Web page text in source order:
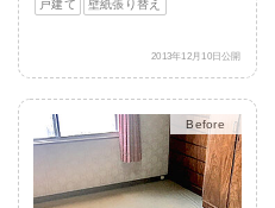
戸建て
壁紙張り替え
2013年12月10日公開
After